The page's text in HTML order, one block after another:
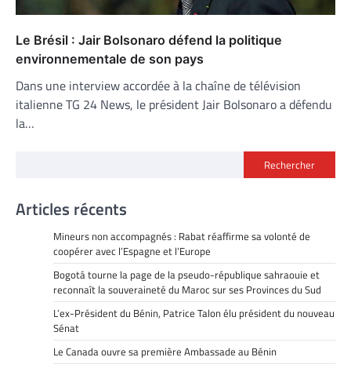
Le Brésil : Jair Bolsonaro défend la politique
environnementale de son pays
Dans une interview accordée à la chaîne de télévision
italienne TG 24 News, le président Jair Bolsonaro a défendu
la…
Rechercher
Articles récents
Mineurs non accompagnés : Rabat réaffirme sa volonté de
coopérer avec l’Espagne et l’Europe
Bogotá tourne la page de la pseudo-république sahraouie et
reconnaît la souveraineté du Maroc sur ses Provinces du Sud
L’ex-Président du Bénin, Patrice Talon élu président du nouveau
Sénat
Le Canada ouvre sa première Ambassade au Bénin